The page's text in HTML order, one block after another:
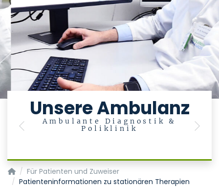
Unsere Ambulanz
Ambulante Diagnostik &
Poliklinik
Previous Next
Klinik für Nuklearmedizin
Für Patienten und Zuweiser
Patienteninformationen zu stationären Therapien